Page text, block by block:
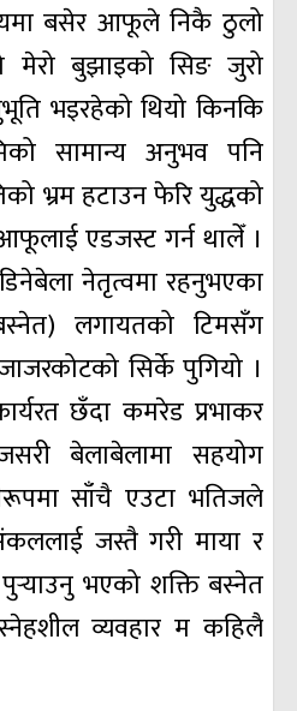
बसेर आफूले निकै ठुलो
बुझाइको सिङ जुरो
भइरहेको थियो किनकि
सामान्य अनुभव पनि
भ्रम हटाउन फेरि युद्धको
एडजस्ट गर्न थालेँ ।
नेतृत्वमा रहनुभएका
लगायतको टिमसँग
सिर्के पुगियो ।
छँदा कमरेड प्रभाकर
बेलाबेलामा सहयोग
साँचै एउटा भतिजले
जस्तै गरी माया र
भएको शक्ति बस्नेत
स्नेहशील व्यवहार म कहिलै